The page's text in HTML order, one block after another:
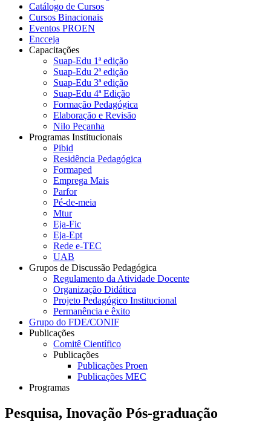
Catálogo de Cursos
Cursos Binacionais
Eventos PROEN
Encceja
Capacitações
Suap-Edu 1ª edição
Suap-Edu 2ª edição
Suap-Edu 3ª edição
Suap-Edu 4ª Edição
Formação Pedagógica
Elaboração e Revisão
Nilo Peçanha
Programas Institucionais
Pibid
Residência Pedagógica
Formaped
Emprega Mais
Parfor
Pé-de-meia
Mtur
Eja-Fic
Eja-Ept
Rede e-TEC
UAB
Grupos de Discussão Pedagógica
Regulamento da Atividade Docente
Organização Didática
Projeto Pedagógico Institucional
Permanência e êxito
Grupo do FDE/CONIF
Publicações
Comitê Científico
Publicações
Publicações Proen
Publicações MEC
Programas
Pesquisa, Inovação Pós-graduação